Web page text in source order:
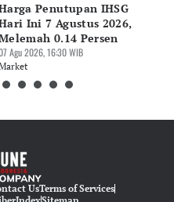
Penutupan IHSG
Ini 7 Agustus 2026,
0.14 Persen
Agu 2026, 16:30 WIB
UsTerms of Services